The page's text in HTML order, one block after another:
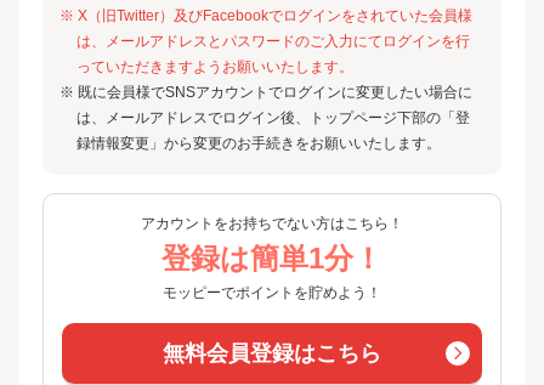
※ X（旧Twitter）及びFacebookでログインをされていた会員様
は、メールアドレスとパスワードのご入力にてログインを行
っていただきますようお願いいたします。
※ 既に会員様でSNSアカウントでログインに変更したい場合に
は、メールアドレスでログイン後、トップページ下部の「登
録情報変更」から変更のお手続きをお願いいたします。
アカウントをお持ちでない方はこちら！
登録は簡単1分！
モッピーでポイントを貯めよう！
無料会員登録はこちら